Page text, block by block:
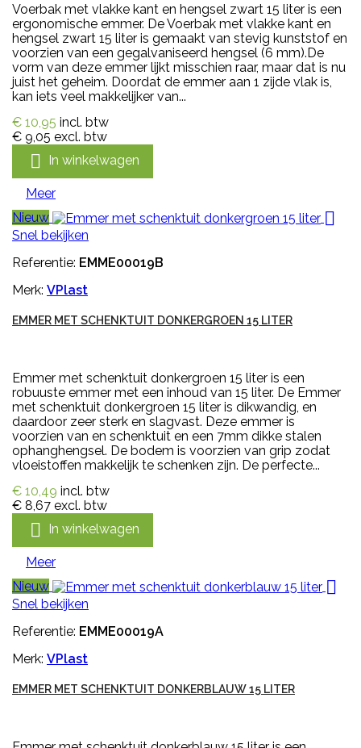
Voerbak met vlakke kant en hengsel zwart 15 liter is een
ergonomische emmer. De Voerbak met vlakke kant en
hengsel zwart 15 liter is gemaakt van stevig kunststof en
voorzien van een gegalvaniseerd hengsel (6 mm).De
vorm van deze emmer lijkt misschien raar, maar dat is nu
juist het geheim. Doordat de emmer aan 1 zijde vlak is,
kan iets veel makkelijker van...
€ 10,95 incl. btw
€ 9,05 excl. btw
 In winkelwagen
Meer
Nieuw

Snel bekijken
Referentie: EMME00019B
Merk: VPlast
EMMER MET SCHENKTUIT DONKERGROEN 15 LITER
Emmer met schenktuit donkergroen 15 liter is een
robuuste emmer met een inhoud van 15 liter. De Emmer
met schenktuit donkergroen 15 liter is dikwandig, en
daardoor zeer sterk en slagvast. Deze emmer is
voorzien van en schenktuit en een 7mm dikke stalen
ophanghengsel. De bodem is voorzien van grip zodat
vloeistoffen makkelijk te schenken zijn. De perfecte...
€ 10,49 incl. btw
€ 8,67 excl. btw
 In winkelwagen
Meer
Nieuw

Snel bekijken
Referentie: EMME00019A
Merk: VPlast
EMMER MET SCHENKTUIT DONKERBLAUW 15 LITER